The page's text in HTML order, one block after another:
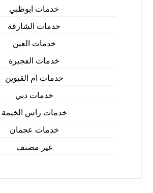
خدمات ابوظبي
خدمات الشارقة
خدمات العين
خدمات الفجيرة
خدمات ام القيوين
خدمات دبي
خدمات راس الخيمة
خدمات عجمان
غير مصنف